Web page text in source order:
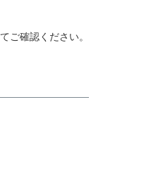
ご確認ください。